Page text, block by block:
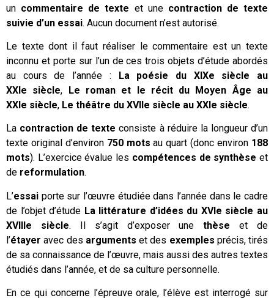
un commentaire de texte et une contraction de texte
suivie d’un essai. Aucun document n’est autorisé.
Le texte dont il faut réaliser le commentaire est un texte
inconnu et porte sur l’un de ces trois objets d’étude abordés
au cours de l’année
: La poésie du XIXe siècle au
XXIe siècle, Le roman et le récit du Moyen Âge au
XXIe siècle, Le théâtre du XVIIe siècle au XXIe siècle.
La contraction de texte consiste à réduire la longueur d’un
texte original d’environ 750 mots au quart (donc environ 188
mots). L’exercice évalue les compétences de synthèse et
de reformulation.
L’essai porte sur l’œuvre étudiée dans l’année dans le cadre
de l’objet d’étude La littérature d’idées du XVIe siècle au
XVIIIe siècle. Il s’agit d’exposer unethèse et de
l’étayer avec des arguments et des exemples précis, tirés
de sa connaissance de l’œuvre, mais aussi des autres textes
étudiés dans l’année, et de sa culture personnelle.
En ce qui concerne l’épreuve orale, l’élève est interrogé sur